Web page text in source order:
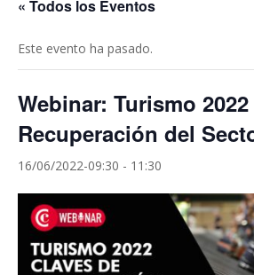
« Todos los Eventos
Este evento ha pasado.
Webinar: Turismo
Recuperación del
16/06/2022-09:30 - 11:30